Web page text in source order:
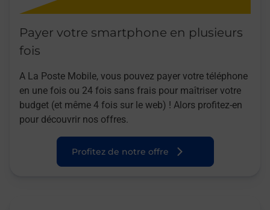
Payer votre smartphone en plusieurs
fois
A La Poste Mobile, vous pouvez payer votre téléphone
en une fois ou 24 fois sans frais pour maîtriser votre
budget (et même 4 fois sur le web) ! Alors profitez-en
pour découvrir nos offres.
Profitez de notre offre